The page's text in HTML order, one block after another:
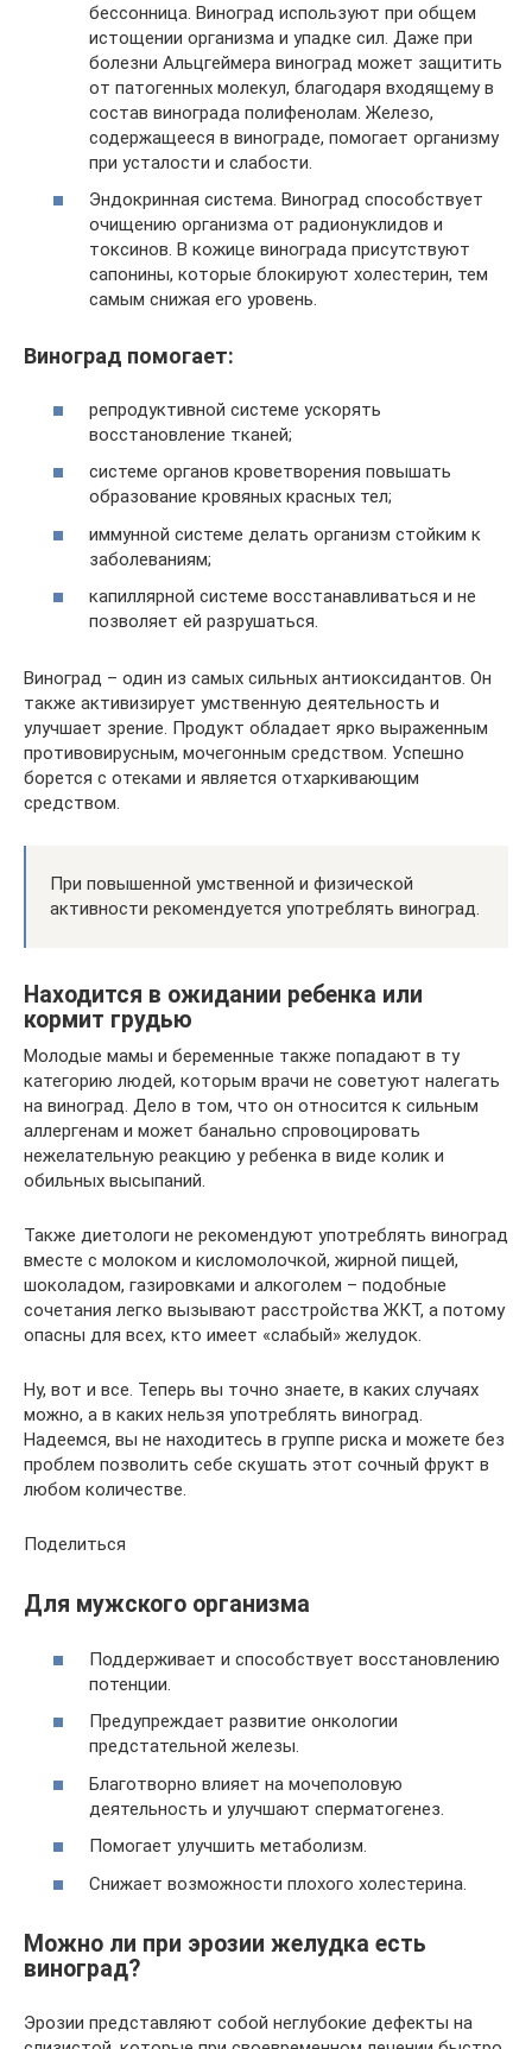
бессонница. Виноград используют при общем
истощении организма и упадке сил. Даже при
болезни Альцгеймера виноград может защитить
от патогенных молекул, благодаря входящему в
состав винограда полифенолам. Железо,
содержащееся в винограде, помогает организму
при усталости и слабости.
Эндокринная система. Виноград способствует
очищению организма от радионуклидов и
токсинов. В кожице винограда присутствуют
сапонины, которые блокируют холестерин, тем
самым снижая его уровень.
Виноград помогает:
репродуктивной системе ускорять
восстановление тканей;
системе органов кроветворения повышать
образование кровяных красных тел;
иммунной системе делать организм стойким к
заболеваниям;
капиллярной системе восстанавливаться и не
позволяет ей разрушаться.
Виноград – один из самых сильных антиоксидантов. Он
также активизирует умственную деятельность и
улучшает зрение. Продукт обладает ярко выраженным
противовирусным, мочегонным средством. Успешно
борется с отеками и является отхаркивающим
средством.
При повышенной умственной и физической
активности рекомендуется употреблять виноград.
Находится в ожидании ребенка или
кормит грудью
Молодые мамы и беременные также попадают в ту
категорию людей, которым врачи не советуют налегать
на виноград. Дело в том, что он относится к сильным
аллергенам и может банально спровоцировать
нежелательную реакцию у ребенка в виде колик и
обильных высыпаний.
Также диетологи не рекомендуют употреблять виноград
вместе с молоком и кисломолочкой, жирной пищей,
шоколадом, газировками и алкоголем – подобные
сочетания легко вызывают расстройства ЖКТ, а потому
опасны для всех, кто имеет «слабый» желудок.
Ну, вот и все. Теперь вы точно знаете, в каких случаях
можно, а в каких нельзя употреблять виноград.
Надеемся, вы не находитесь в группе риска и можете без
проблем позволить себе скушать этот сочный фрукт в
любом количестве.
Поделиться
Для мужского организма
Поддерживает и способствует восстановлению
потенции.
Предупреждает развитие онкологии
предстательной железы.
Благотворно влияет на мочеполовую
деятельность и улучшают сперматогенез.
Помогает улучшить метаболизм.
Снижает возможности плохого холестерина.
Можно ли при эрозии желудка есть
виноград?
Эрозии представляют собой неглубокие дефекты на